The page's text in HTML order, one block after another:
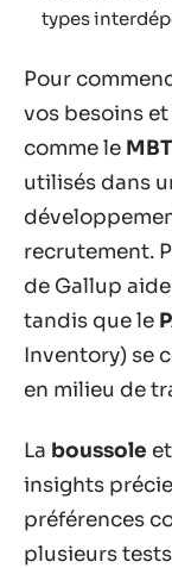
types
Pour
vos besoins
comme le
utilisés dans
recrutement.
de Gallup
tandis que le
Inventory) se
en milieu de
La boussole
insights
préférences
plusieurs